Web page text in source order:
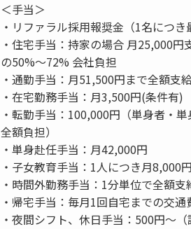
＜手当＞
・リファラル採用報奨金（1名につき
・住宅手当：持家の場合 月25,000
の50%〜72% 会社負担
・通勤手当：月51,500円まで全額支
・在宅勤務手当：月3,500円(条件有)
・転勤手当：100,000円（単身者・
全額負担）
・単身赴任手当：月42,000円
・子女教育手当：1人につき月8,000円
・時間外勤務手当：1分単位で全額支
・帰宅手当：毎月1回自宅までの交通
・夜間シフト、休日手当：500円〜（